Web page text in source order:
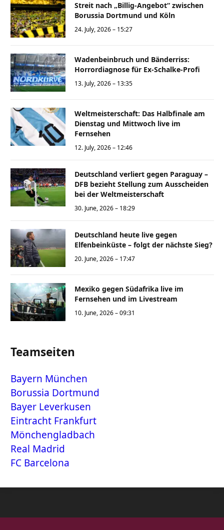
Streit nach „Billig-Angebot“ zwischen
Borussia Dortmund und Köln
24. July, 2026 – 15:27
Wadenbeinbruch und Bänderriss:
Horrordiagnose für Ex-Schalke-Profi
13. July, 2026 – 13:35
Weltmeisterschaft: Das Halbfinale am
Dienstag und Mittwoch live im
Fernsehen
12. July, 2026 – 12:46
Deutschland verliert gegen Paraguay –
DFB bezieht Stellung zum Ausscheiden
bei der Weltmeisterschaft
30. June, 2026 – 18:29
Deutschland heute live gegen
Elfenbeinküste – folgt der nächste Sieg?
20. June, 2026 – 17:47
Mexiko gegen Südafrika live im
Fernsehen und im Livestream
10. June, 2026 – 09:31
Teamseiten
Bayern München
Borussia Dortmund
Bayer Leverkusen
Eintracht Frankfurt
Mönchengladbach
Real Madrid
FC Barcelona